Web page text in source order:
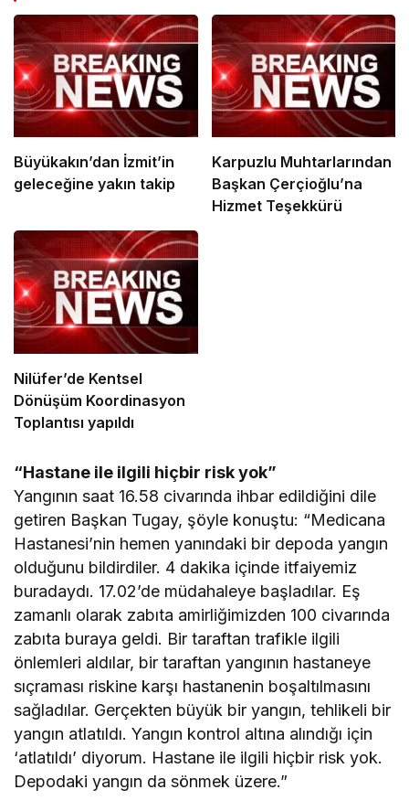
Büyükakın’dan İzmit’in
geleceğine yakın takip
Karpuzlu Muhtarlarından
Başkan Çerçioğlu’na
Hizmet Teşekkürü
Nilüfer’de Kentsel
Dönüşüm Koordinasyon
Toplantısı yapıldı
“Hastane ile ilgili hiçbir risk yok”
Yangının saat 16.58 civarında ihbar edildiğini dile
getiren Başkan Tugay, şöyle konuştu: “Medicana
Hastanesi’nin hemen yanındaki bir depoda yangın
olduğunu bildirdiler. 4 dakika içinde itfaiyemiz
buradaydı. 17.02’de müdahaleye başladılar. Eş
zamanlı olarak zabıta amirliğimizden 100 civarında
zabıta buraya geldi. Bir taraftan trafikle ilgili
önlemleri aldılar, bir taraftan yangının hastaneye
sıçraması riskine karşı hastanenin boşaltılmasını
sağladılar. Gerçekten büyük bir yangın, tehlikeli bir
yangın atlatıldı. Yangın kontrol altına alındığı için
‘atlatıldı’ diyorum. Hastane ile ilgili hiçbir risk yok.
Depodaki yangın da sönmek üzere.”